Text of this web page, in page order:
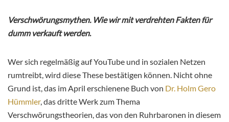
Verschwörungsmythen. Wie wir mit verdrehten Fakten für
dumm verkauft werden.
Wer sich regelmäßig auf YouTube und in sozialen Netzen
rumtreibt, wird diese These bestätigen können. Nicht ohne
Grund ist, das im April erschienene Buch von Dr. Holm Gero
Hümmler, das dritte Werk zum Thema
Verschwörungstheorien, das von den Ruhrbaronen in diesem